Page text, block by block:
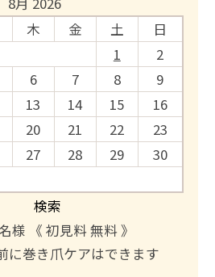
木 金 土
日
1
2
6 7 8
9
13 14 15
16
20 21 22
23
27 28 29
30
《 初見料 無料 》
に巻き爪ケアはできます